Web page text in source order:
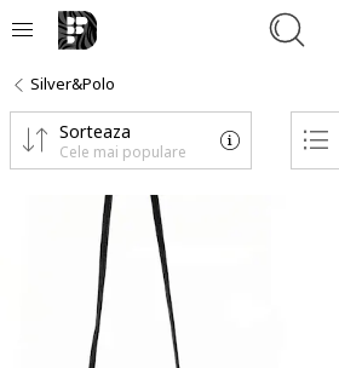
Silver&Polo
Sorteaza
Cele mai populare